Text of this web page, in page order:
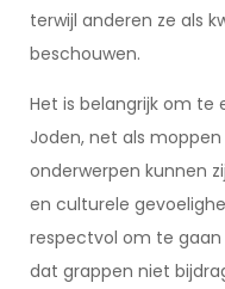
terwijl anderen ze als
beschouwen.
Het is belangrijk om
Joden, net als
onderwerpen kunnen
en culturele
respectvol om te
dat grappen niet